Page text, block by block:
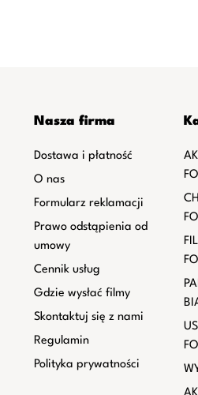
Nasza firma
Dostawa i płatność
O nas
Formularz reklamacji
Prawo odstąpienia od
umowy
Cennik usług
Gdzie wysłać filmy
Skontaktuj się z nami
Regulamin
Polityka prywatności